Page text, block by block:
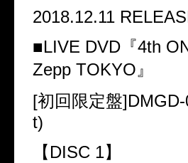
2018.12.11
■LIVE DVD 『4th
Zepp TOKYO 』
[初回限定盤
t)
【 DISC 1】